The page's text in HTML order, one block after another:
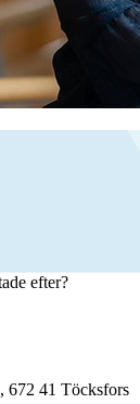
ventilation
efter?
672 41 Töcksfors